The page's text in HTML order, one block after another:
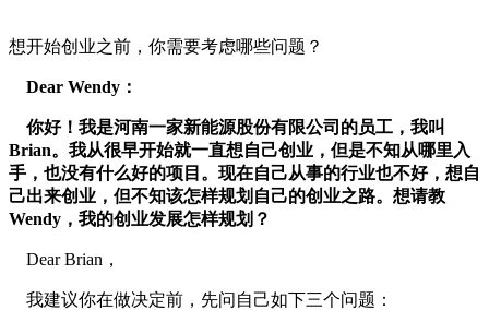
想开始创业之前，你需要考虑哪些问题？
Dear Wendy：
你好！我是河南一家新能源股份有限公司的员工，我叫
Brian。我从很早开始就一直想自己创业，但是不知从哪里入
手，也没有什么好的项目。现在自己从事的行业也不好，想自
己出来创业，但不知该怎样规划自己的创业之路。想请教
Wendy，我的创业发展怎样规划？
Dear Brian，
我建议你在做决定前，先问自己如下三个问题：